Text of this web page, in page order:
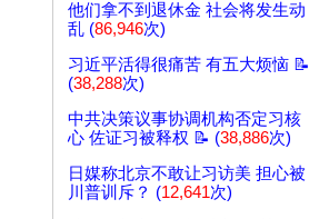
他们拿不到退休金 社会将发生动
乱 (86,946次)
习近平活得很痛苦 有五大烦恼 📝
(38,288次)
中共决策议事协调机构否定习核
心 佐证习被释权 📝 (38,886次)
日媒称北京不敢让习访美 担心被
川普训斥？ (12,641次)